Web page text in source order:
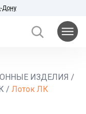
Дону
ИЗДЕЛИЯ /
/ Лоток ЛК